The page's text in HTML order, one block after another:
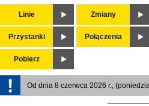
Linie Zmiany
Przystanki Połączenia
Pobierz
Od dnia 8 czerwca 2026 r.,